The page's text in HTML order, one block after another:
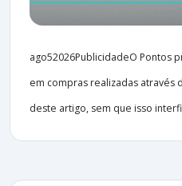
ago52026PublicidadeO Pontos
em compras realizadas através
deste artigo, sem que isso